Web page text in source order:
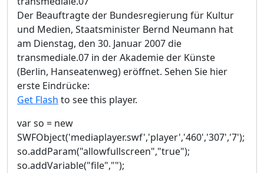
Der Beauftragte der Bundesregierung für Kultur
und Medien, Staatsminister Bernd Neumann hat
am Dienstag, den 30. Januar 2007 die
transmediale.07 in der Akademie der Künste
(Berlin, Hanseatenweg) eröffnet. Sehen Sie hier
erste Eindrücke:
Get Flash to see this player.
var so = new
SWFObject('mediaplayer.swf','player','460','307','7');
so.addParam("allowfullscreen","true");
so.addVariable("file","");